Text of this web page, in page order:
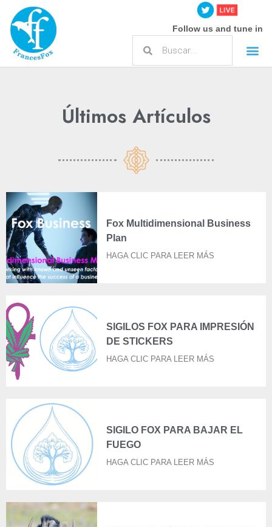
Follow us and tune in
Últimos Artículos
Fox Multidimensional Business
Plan
HAGA CLIC PARA LEER MÁS
SIGILOS FOX PARA IMPRESIÓN
DE STICKERS
HAGA CLIC PARA LEER MÁS
SIGILO FOX PARA BAJAR EL
FUEGO
HAGA CLIC PARA LEER MÁS